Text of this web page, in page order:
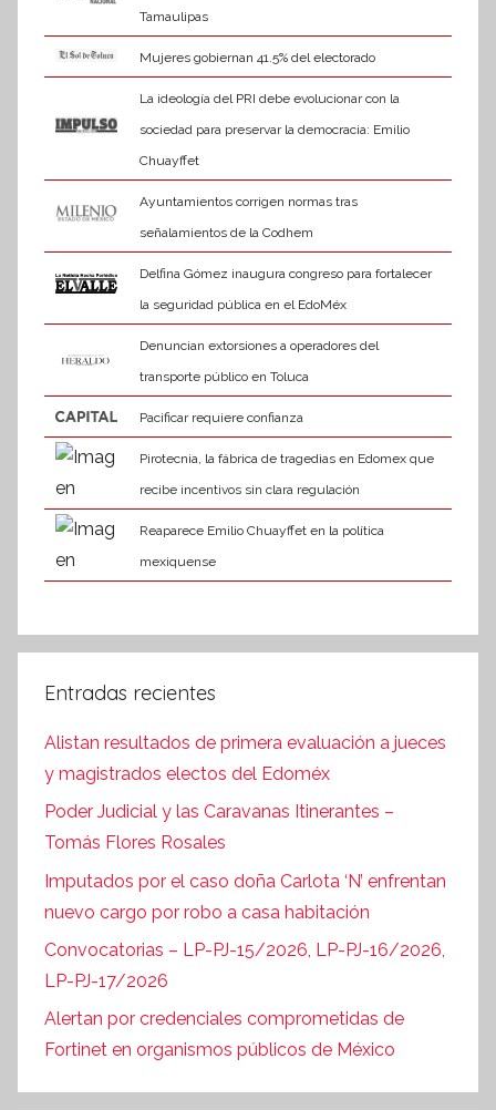
Tamaulipas
Mujeres gobiernan 41.5% del electorado
La ideología del PRI debe evolucionar con la
sociedad para preservar la democracia: Emilio
Chuayffet
Ayuntamientos corrigen normas tras
señalamientos de la Codhem
Delfina Gómez inaugura congreso para fortalecer
la seguridad pública en el EdoMéx
Denuncian extorsiones a operadores del
transporte público en Toluca
Pacificar requiere confianza
Pirotecnia, la fábrica de tragedias en Edomex que
recibe incentivos sin clara regulación
Reaparece Emilio Chuayffet en la política
mexiquense
Entradas recientes
Alistan resultados de primera evaluación a jueces
y magistrados electos del Edoméx
Poder Judicial y las Caravanas Itinerantes –
Tomás Flores Rosales
Imputados por el caso doña Carlota ‘N’ enfrentan
nuevo cargo por robo a casa habitación
Convocatorias – LP-PJ-15/2026, LP-PJ-16/2026,
LP-PJ-17/2026
Alertan por credenciales comprometidas de
Fortinet en organismos públicos de México